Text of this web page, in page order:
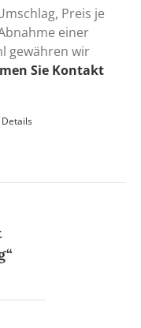
Preis je
einer
gewähren wir
Sie Kontakt
Details